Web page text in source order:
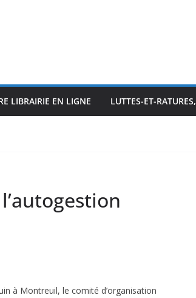
LIBRAIRIE EN LIGNE LUTTES-ET-
à Montreuil, le comité d’organisation